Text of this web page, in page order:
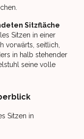
Sitzfläche
Sitzen in einer
vorwärts, seitlich,
in halb stehender
seine volle
Sitzen in